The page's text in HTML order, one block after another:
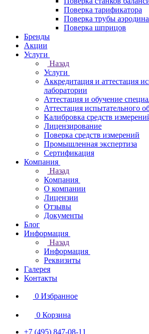
Поверка тарификатора
Поверка трубы
Поверка шприцов
Бренды
Акции
Услуги
Назад
Услуги
Аккредитация и аттестация
лаборатории
Аттестация и обучение
Аттестация испытательного
Калибровка средств
Лицензирование
Поверка средств измерений
Промышленная экспертиза
Сертификация
Компания
Назад
Компания
О компании
Лицензии
Отзывы
Документы
Блог
Информация
Назад
Информация
Реквизиты
Галерея
Контакты
0 Избранное
0 Корзина
+7 (495) 847-08-11